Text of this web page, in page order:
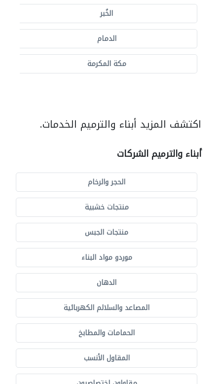
الخُبر
الدمام
مكة المكرمة
اكتشف المزيد أبناء والترميم الخدمات.
أبناء والترميم الشركات
الحجر والرخام
منتجات خشبية
منتجات الجبس
موردو مواد البناء
الدهان
المصاعد والسلالم الكهربائية
الحمامات والمطابخ
المقاول الأنسب